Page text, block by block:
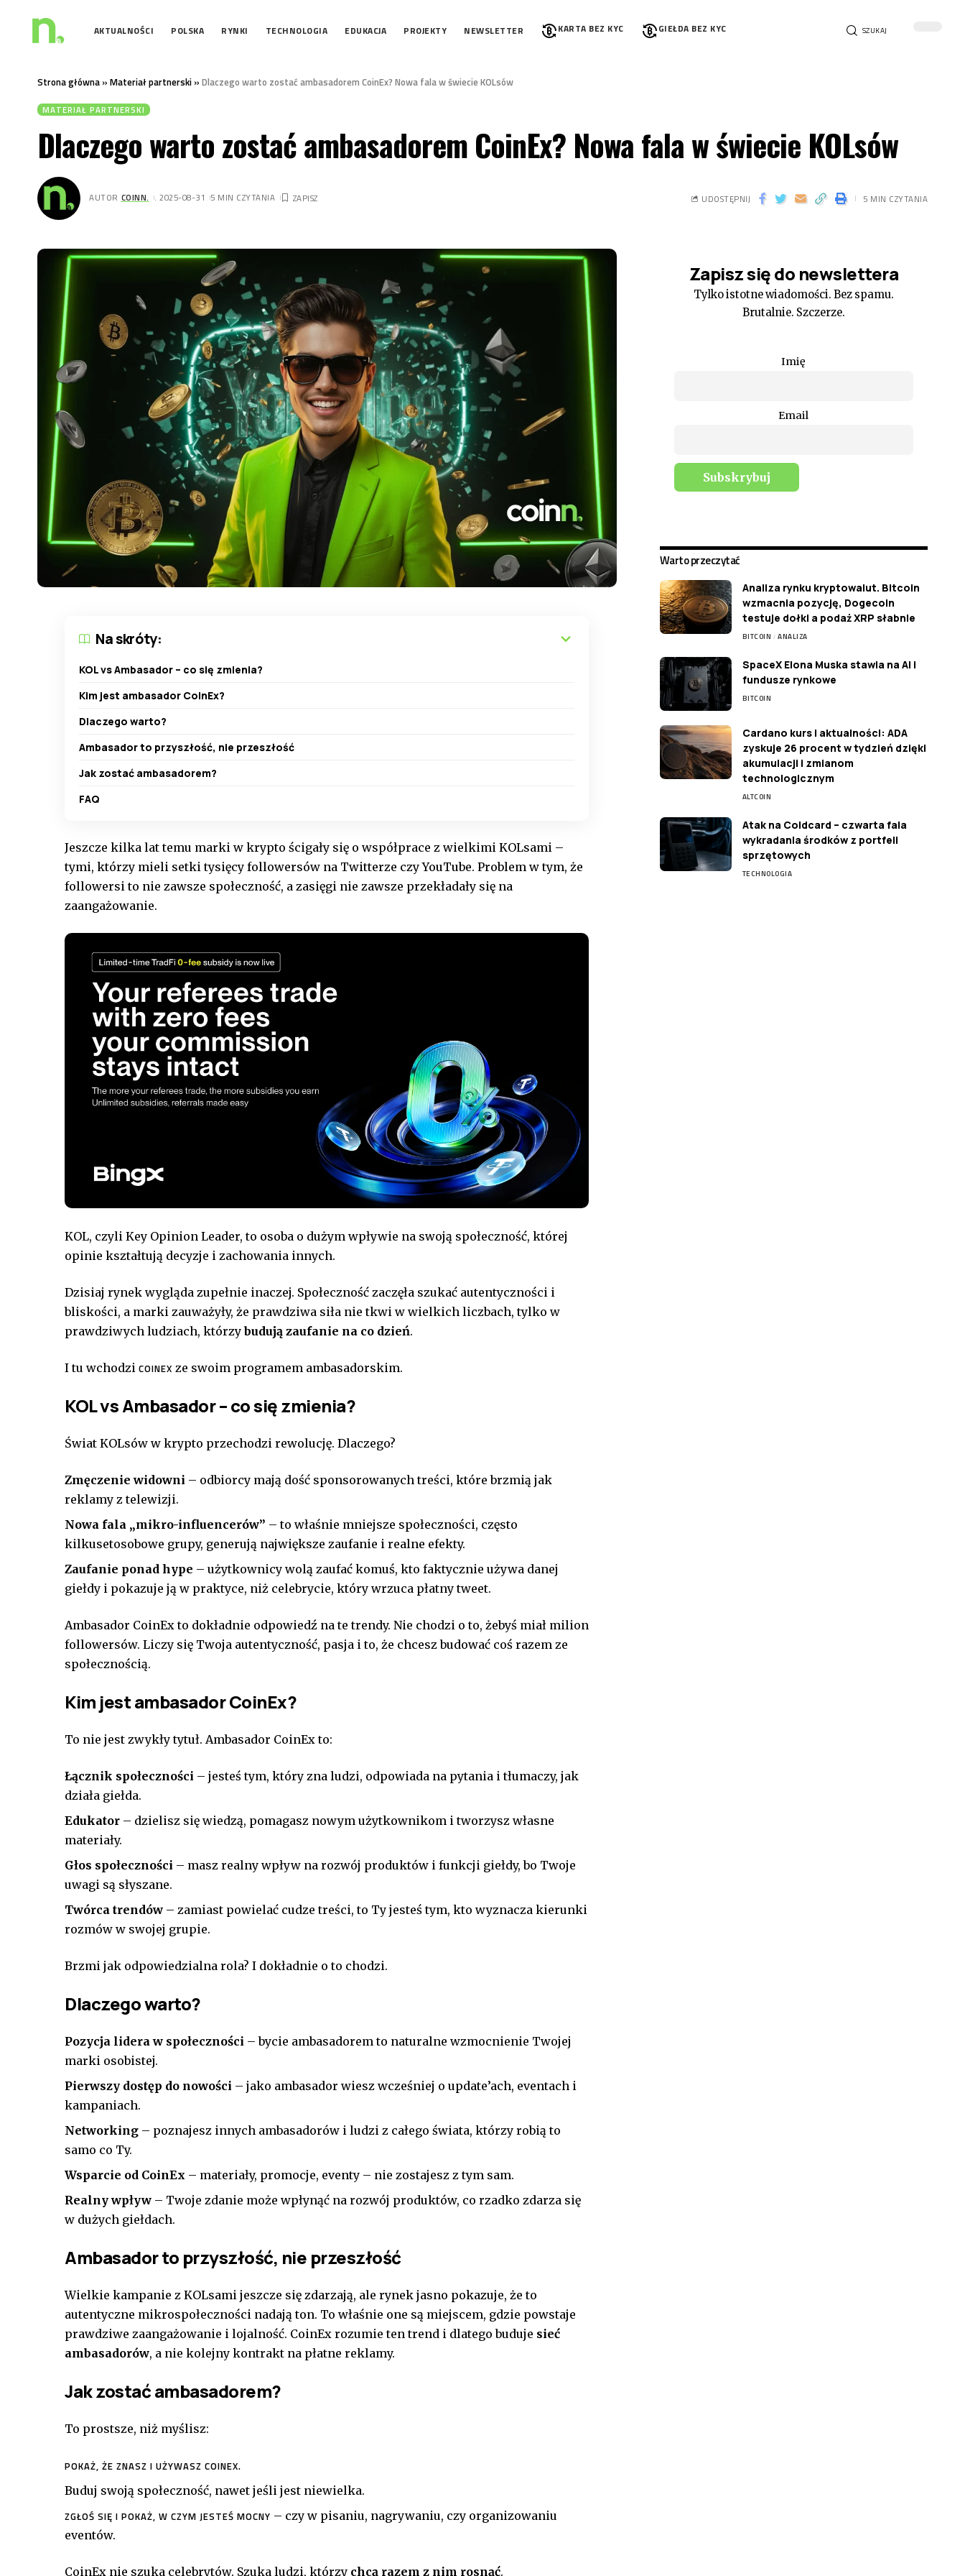
AKTUALNOŚCI POLSKA RYNKI TECHNOLOGIA EDUKACJA PROJEKTY NEWSLETTER KARTA BEZ KYC GIEŁDA BEZ KYC SZUKAJ
Strona główna » Materiał partnerski » Dlaczego warto zostać ambasadorem CoinEx? Nowa fala w świecie KOLsów
MATERIAŁ PARTNERSKI
Dlaczego warto zostać ambasadorem CoinEx? Nowa fala w świecie KOLsów
AUTOR COINN. . 2025-08-31 5 MIN CZYTANIA UDOSTĘPNIJ 5 MIN CZYTANIA
Na skróty:
KOL vs Ambasador – co się zmienia?
Kim jest ambasador CoinEx?
Dlaczego warto?
Ambasador to przyszłość, nie przeszłość
Jak zostać ambasadorem?
FAQ
Jeszcze kilka lat temu marki w krypto ścigały się o współprace z wielkimi KOLsami –
tymi, którzy mieli setki tysięcy followersów na Twitterze czy YouTube. Problem w tym, że
followersi to nie zawsze społeczność, a zasięgi nie zawsze przekładały się na
zaangażowanie.
KOL, czyli Key Opinion Leader, to osoba o dużym wpływie na swoją społeczność, której
opinie kształtują decyzje i zachowania innych.
Dzisiaj rynek wygląda zupełnie inaczej. Społeczność zaczęła szukać autentyczności i
bliskości, a marki zauważyły, że prawdziwa siła nie tkwi w wielkich liczbach, tylko w
prawdziwych ludziach, którzybudują zaufanie na co dzień.
I tu wchodziCOINEXze swoim programem ambasadorskim.
KOL vs Ambasador – co się zmienia?
Świat KOLsów w krypto przechodzi rewolucję. Dlaczego?
Zmęczenie widowni – odbiorcy mają dość sponsorowanych treści, które brzmią jak
reklamy z telewizji.
Nowa fala „mikro-influencerów” – to właśnie mniejsze społeczności, często
kilkusetosobowe grupy, generują największe zaufanie i realne efekty.
Zaufanie ponad hype – użytkownicy wolą zaufać komuś, kto faktycznie używa danej
giełdy i pokazuje ją w praktyce, niż celebrycie, który wrzuca płatny tweet.
Ambasador CoinEx to dokładnie odpowiedź na te trendy. Nie chodzi o to, żebyś miał milion
followersów. Liczy się Twoja autentyczność, pasja i to, że chcesz budować coś razem ze
społecznością.
Kim jest ambasador CoinEx?
To nie jest zwykły tytuł. Ambasador CoinEx to:
Łącznik społeczności – jesteś tym, który zna ludzi, odpowiada na pytania i tłumaczy, jak
działa giełda.
Edukator – dzielisz się wiedzą, pomagasz nowym użytkownikom i tworzysz własne
materiały.
Głos społeczności – masz realny wpływ na rozwój produktów i funkcji giełdy, bo Twoje
uwagi są słyszane.
Twórca trendów – zamiast powielać cudze treści, to Ty jesteś tym, kto wyznacza kierunki
rozmów w swojej grupie.
Brzmi jak odpowiedzialna rola? I dokładnie o to chodzi.
Dlaczego warto?
Pozycja lidera w społeczności – bycie ambasadorem to naturalne wzmocnienie Twojej
marki osobistej.
Pierwszy dostęp do nowości – jako ambasador wiesz wcześniej o update’ach, eventach i
kampaniach.
Networking – poznajesz innych ambasadorów i ludzi z całego świata, którzy robią to
samo co Ty.
Wsparcie od CoinEx – materiały, promocje, eventy – nie zostajesz z tym sam.
Realny wpływ – Twoje zdanie może wpłynąć na rozwój produktów, co rzadko zdarza się
w dużych giełdach.
Ambasador to przyszłość, nie przeszłość
Wielkie kampanie z KOLsami jeszcze się zdarzają, ale rynek jasno pokazuje, że to
autentyczne mikrospołeczności nadają ton. To właśnie one są miejscem, gdzie powstaje
prawdziwe zaangażowanie i lojalność. CoinEx rozumie ten trend i dlatego buduje sieć
ambasadorów, a nie kolejny kontrakt na płatne reklamy.
Jak zostać ambasadorem?
To prostsze, niż myślisz:
POKAŻ, ŻE ZNASZ I UŻYWASZ COINEX.
Buduj swoją społeczność, nawet jeśli jest niewielka.
ZGŁOŚ SIĘ I POKAŻ, W CZYM JESTEŚ MOCNY – czy w pisaniu, nagrywaniu, czy organizowaniu
eventów.
CoinEx nie szuka celebrytów. Szuka ludzi, którzy chcą razem z nim rosnąć.
Zapisz się do newslettera
Tylko istotne wiadomości. Bez spamu.
Brutalnie. Szczerze.
Imię
Email
Warto przeczytać
Analiza rynku kryptowalut. Bitcoin
wzmacnia pozycję, Dogecoin
testuje dołki a podaż XRP słabnie
BITCOIN ANALIZA
SpaceX Elona Muska stawia na AI i
fundusze rynkowe
BITCOIN
Cardano kurs i aktualności: ADA
zyskuje 26 procent w tydzień dzięki
akumulacji i zmianom
technologicznym
ALTCOIN
Atak na Coldcard – czwarta fala
wykradania środków z portfeli
sprzętowych
TECHNOLOGIA